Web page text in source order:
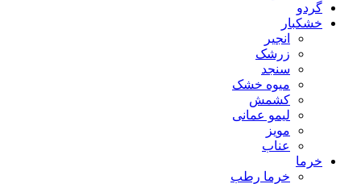
گردو
خشکبار
انجیر
زرشک
سنجد
میوه خشک
کشمش
لیمو عمانی
مویز
عناب
خرما
خرما رطب